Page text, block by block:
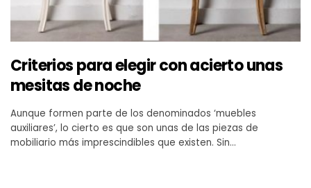
Criterios para elegir con acierto unas
mesitas de noche
Aunque formen parte de los denominados ‘muebles
auxiliares’, lo cierto es que son unas de las piezas de
mobiliario más imprescindibles que existen. Sin…